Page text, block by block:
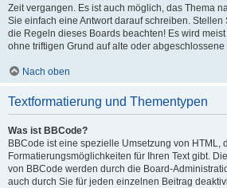
Zeit vergangen. Es ist auch möglich, das Thema
Sie einfach eine Antwort darauf schreiben. Stellen
die Regeln dieses Boards beachten! Es wird
ohne triftigen Grund auf alte oder
Nach oben
Textformatierung und Thementypen
Was ist BBCode?
BBCode ist eine spezielle Umsetzung von HTML,
Formatierungsmöglichkeiten für Ihren Text gibt.
von BBCode werden durch die Board-
auch durch Sie für jeden einzelnen Beitrag